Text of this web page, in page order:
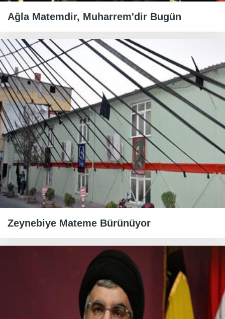
Ağla Matemdir, Muharrem'dir Bugün
Zeynebiye Mateme Bürünüyor